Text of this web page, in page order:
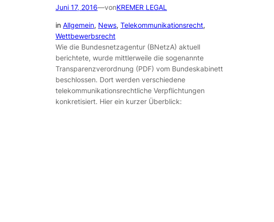
Juni 17, 2016—vonKREMER LEGAL
in Allgemein, News, Telekommunikationsrecht
Wettbewerbsrecht
Wie die Bundesnetzagentur (BNetzA) aktuell
berichtete, wurde mittlerweile die sogenannte
Transparenzverordnung (PDF) vom Bundeskabinett
beschlossen. Dort werden verschiedene
telekommunikationsrechtliche Verpflichtungen
konkretisiert. Hier ein kurzer Überblick: